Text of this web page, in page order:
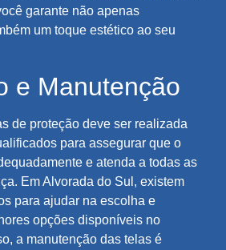
garante não apenas
um toque estético ao seu
e Manutenção
de proteção deve ser realizada
para assegurar que o
e atenda a todas as
Em Alvorada do Sul, existem
para ajudar na escolha e
opções disponíveis no
a manutenção das telas é